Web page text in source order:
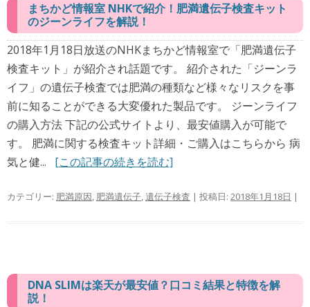
まちかど情報室 NHKで紹介！肥満遺伝子検査キット
のジーンライフを解説！
2018年1月18日放送のNHKまちかど情報室で「肥満遺伝子
検査キット」が紹介され話題です。 紹介された「ジーンラ
イフ」の遺伝子検査では肥満の種類など様々なリスクを事
前に知ることができる大変優れた製品です。 ジーンライフ
の購入方法 下記の公式サイトより、最安値購入が可能で
す。 肥満に関する検査キット詳細・ご購入はこちらから 病
気と健... [この記事の続きを読む]
カテゴリー: 肥満原因, 肥満遺伝子,遺伝子検査 | 投稿日: 2018年1月18日 |
DNA SLIMは楽天が最安値？口コミ結果と特徴を解
説！